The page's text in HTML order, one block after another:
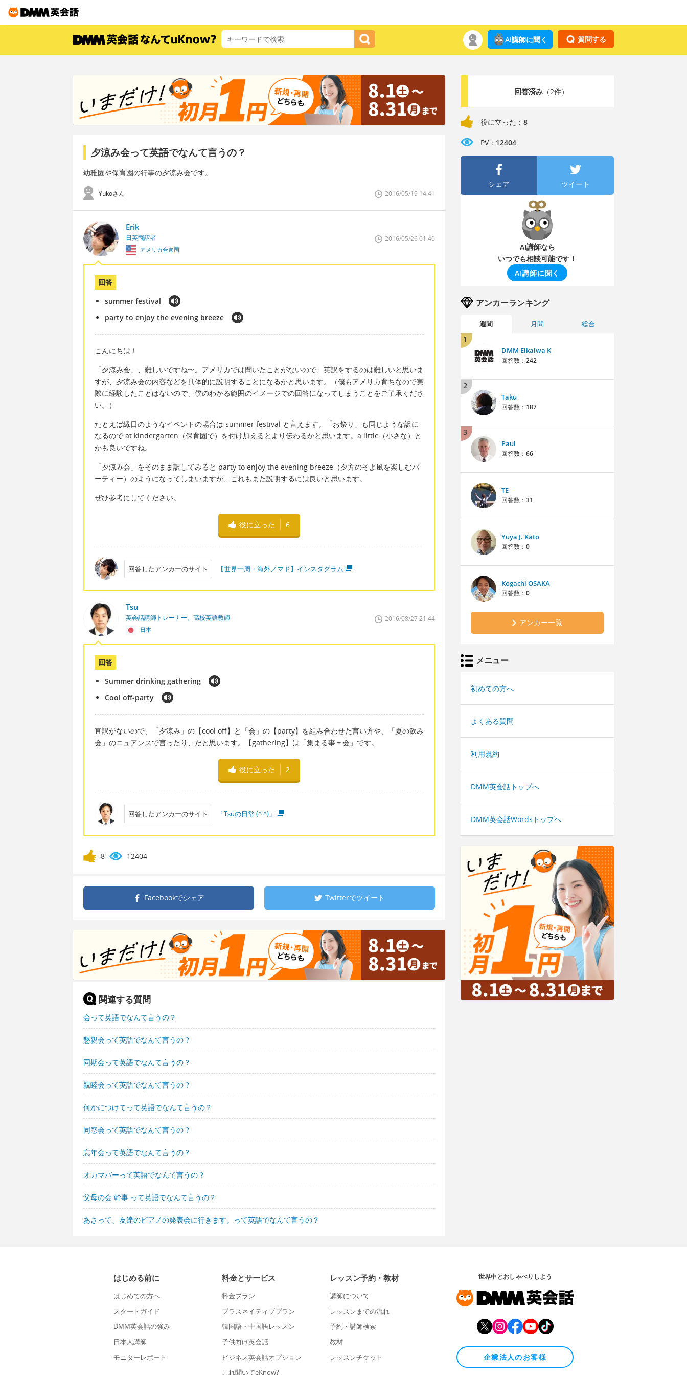
質問する
AI講師に聞く
夕涼み会って英語でなんて言うの？
幼稚園や保育園の行事の夕涼み会です。
Yukoさん 2016/05/19 14:41
Erik
日英翻訳者
アメリカ合衆国
2016/05/26 01:40
回答
summer festival
party to enjoy the evening breeze
こんにちは！
「夕涼み会」、難しいですね〜。アメリカでは聞いたことがないので、英訳をするのは難しいと思いま
すが、夕涼み会の内容などを具体的に説明することになるかと思います。（僕もアメリカ育ちなので実
際に経験したことはないので、僕のわかる範囲のイメージでの回答になってしまうことをご了承くださ
い。）
たとえば縁日のようなイベントの場合は summer festival と言えます。「お祭り」も同じような訳に
なるので at kindergarten（保育園で）を付け加えるとより伝わるかと思います。a little（小さな）と
かも良いですね。
「夕涼み会」をそのまま訳してみると party to enjoy the evening breeze（夕方のそよ風を楽しむパ
ーティー）のようになってしまいますが、これもまた説明するには良いと思います。
ぜひ参考にしてください。
役に立った 6
回答したアンカーのサイト 【世界一周・海外ノマド】インスタグラム
Tsu
英会話講師トレーナー、高校英語教師
日本
2016/08/27 21:44
回答
Summer drinking gathering
Cool off-party
直訳がないので、「夕涼み」の【cool off】と「会」の【party】を組み合わせた言い方や、「夏の飲み
会」のニュアンスで言ったり、だと思います。【gathering】は「集まる事＝会」です。
役に立った 2
回答したアンカーのサイト 「Tsuの日常 (^ ^)」
8 12404
Facebookでシェア Twitterでツイート
関連する質問
会って英語でなんて言うの？
懇親会って英語でなんて言うの？
同期会って英語でなんて言うの？
親睦会って英語でなんて言うの？
何かにつけてって英語でなんて言うの？
同窓会って英語でなんて言うの？
忘年会って英語でなんて言うの？
オカマバーって英語でなんて言うの？
父母の会 幹事 って英語でなんて言うの？
あさって、友達のピアノの発表会に行きます。って英語でなんて言うの？
回答済み（2件）
役に立った： 8
PV： 12404
シェア ツイート
AI講師なら
いつでも相談可能です！
AI講師に聞く
アンカーランキング
週間 月間 総合
1
DMM Eikaiwa K
回答数： 242
2
Taku
回答数： 187
3
Paul
回答数： 66
TE
回答数： 31
Yuya J. Kato
回答数： 0
Kogachi OSAKA
回答数： 0
アンカー一覧
メニュー
初めての方へ
よくある質問
利用規約
DMM英会話トップへ
DMM英会話Wordsトップへ
はじめる前に
はじめての方へ
スタートガイド
DMM英会話の強み
日本人講師
モニターレポート
料金とサービス
料金プラン
プラスネイティブプラン
韓国語・中国語レッスン
子供向け英会話
ビジネス英会話オプション
これ聞いてeKnow?
レッスン予約・教材
講師について
レッスンまでの流れ
予約・講師検索
教材
レッスンチケット
世界中とおしゃべりしよう
企業法人のお客様